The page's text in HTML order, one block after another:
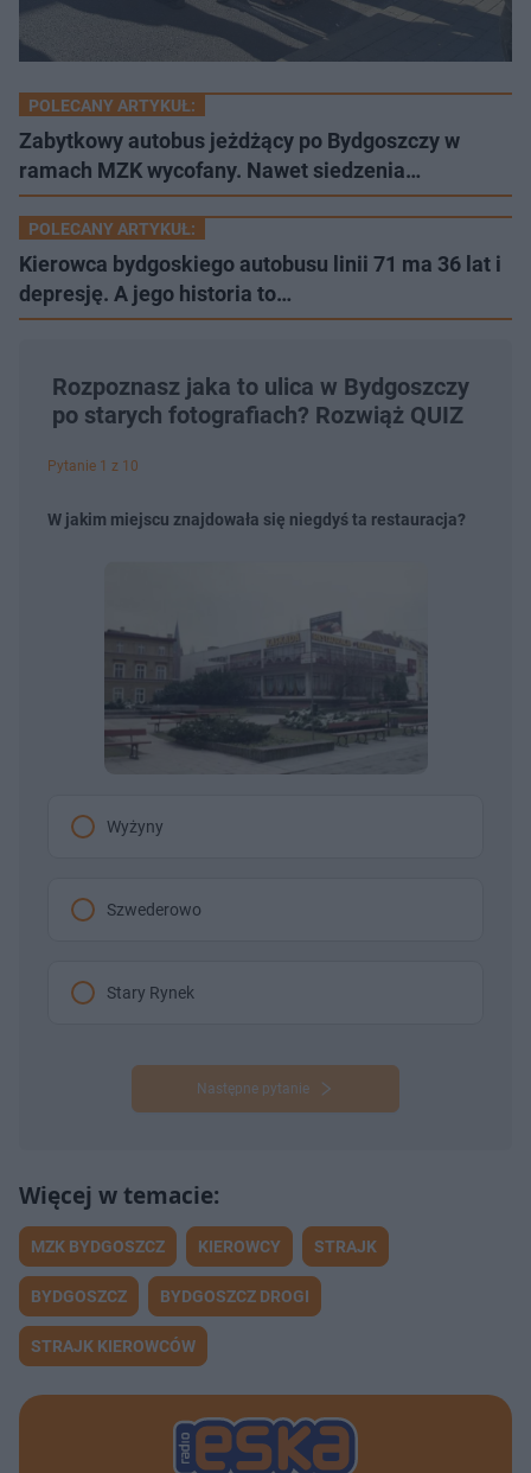
POLECANY ARTYKUŁ:
Zabytkowy autobus jeżdżący po Bydgoszczy w
ramach MZK wycofany. Nawet siedzenia…
POLECANY ARTYKUŁ:
Kierowca bydgoskiego autobusu linii 71 ma 36 lat i
depresję. A jego historia to…
Rozpoznasz jaka to ulica w Bydgoszczy
po starych fotografiach? Rozwiąż QUIZ
Pytanie 1 z 10
W jakim miejscu znajdowała się niegdyś ta restauracja?
Wyżyny
Szwederowo
Stary Rynek
Następne pytanie
MZK BYDGOSZCZ KIEROWCY STRAJK
BYDGOSZCZ BYDGOSZCZ DROGI
STRAJK KIEROWCÓW